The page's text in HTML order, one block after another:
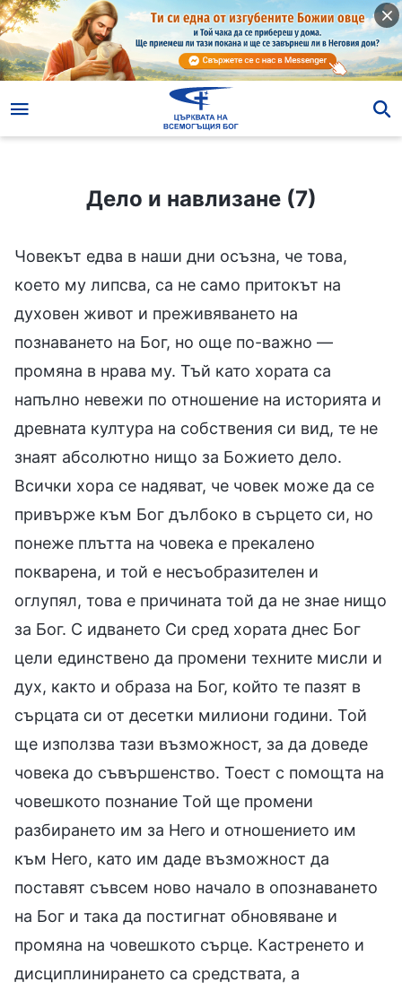
Дело и навлизане (7)
Човекът едва в наши дни осъзна, че това,
което му липсва, са не само притокът на
духовен живот и преживяването на
познаването на Бог, но още по-важно —
промяна в нрава му. Тъй като хората са
напълно невежи по отношение на историята и
древната култура на собствения си вид, те не
знаят абсолютно нищо за Божието дело.
Всички хора се надяват, че човек може да се
привърже към Бог дълбоко в сърцето си, но
понеже плътта на човека е прекалено
покварена, и той е несъобразителен и
оглупял, това е причината той да не знае нищо
за Бог. С идването Си сред хората днес Бог
цели единствено да промени техните мисли и
дух, както и образа на Бог, който те пазят в
сърцата си от десетки милиони години. Той
ще използва тази възможност, за да доведе
човека до съвършенство. Тоест с помощта на
човешкото познание Той ще промени
разбирането им за Него и отношението им
към Него, като им даде възможност да
поставят съвсем ново начало в опознаването
на Бог и така да постигнат обновяване и
промяна на човешкото сърце. Кастренето и
дисциплинирането са средствата, а